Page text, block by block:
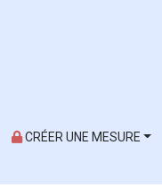
CRÉER UNE MESURE